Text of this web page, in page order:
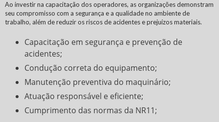
Ao investir na capacitação dos operadores, as organizações demonstram
seu compromisso com a segurança e a qualidade no ambiente de
trabalho, além de reduzir os riscos de acidentes e prejuízos materiais.
Capacitação em segurança e prevenção de
acidentes;
Condução correta do equipamento;
Manutenção preventiva do maquinário;
Atuação responsável e eficiente;
Cumprimento das normas da NR11;